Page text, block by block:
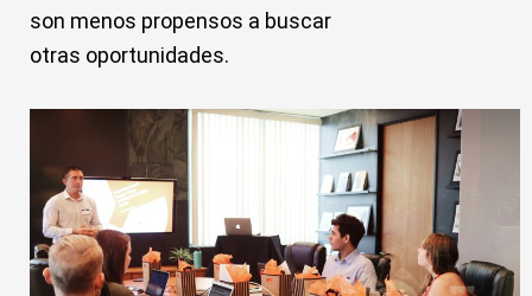
son menos propensos a buscar
otras oportunidades.